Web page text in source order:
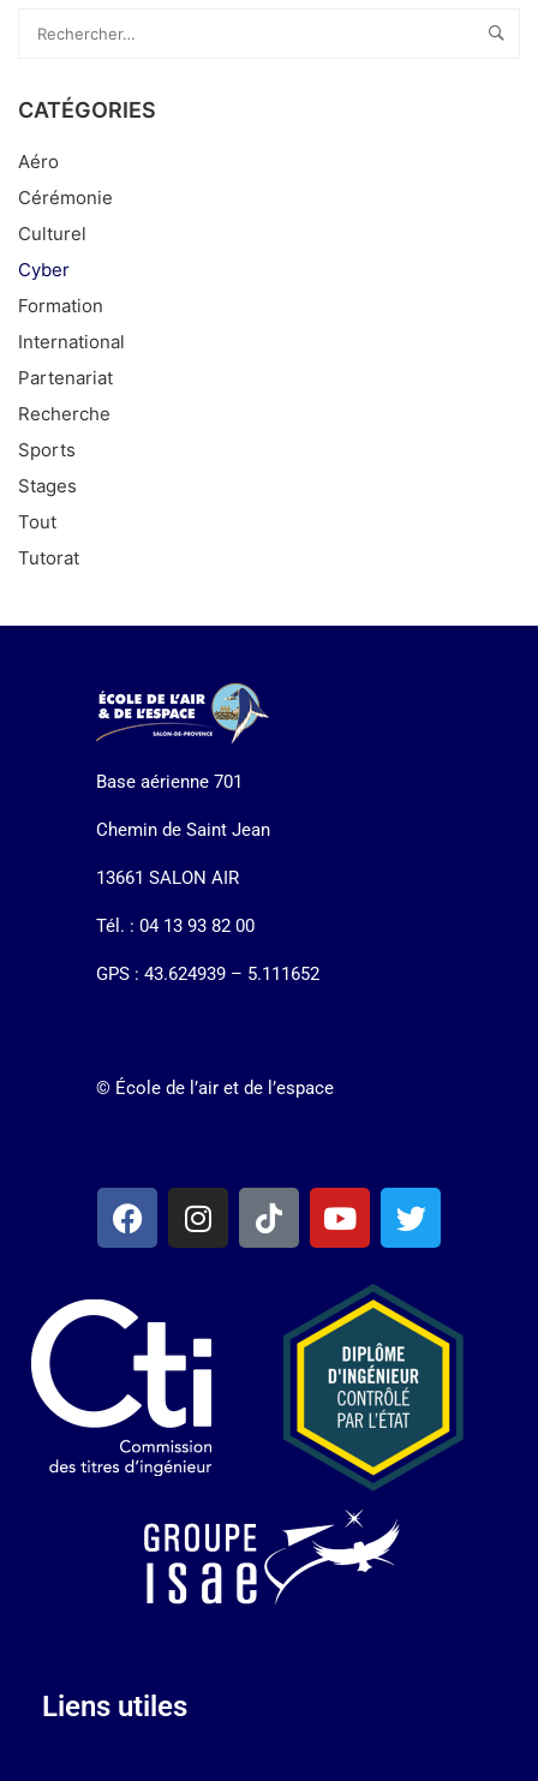
CATÉGORIES
Aéro
Cérémonie
Culturel
Cyber
Formation
International
Partenariat
Recherche
Sports
Stages
Tout
Tutorat
Base aérienne 701
Chemin de Saint Jean
13661 SALON AIR
Tél. : 04 13 93 82 00
GPS : 43.624939 – 5.111652
© École de l’air et de l’espace
Liens utiles